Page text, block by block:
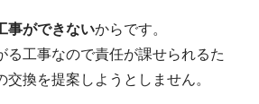
事ができないからです。
る工事なので責任が課せられるた
換を提案しようとしません。